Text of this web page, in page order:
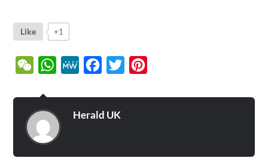
Like +1
WeChatWhatsApp
MeWe Facebook
Twitter
Herald UK